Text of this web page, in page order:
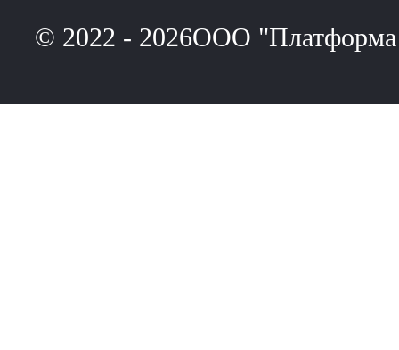
© 2022 - 2026ООО "Платформа